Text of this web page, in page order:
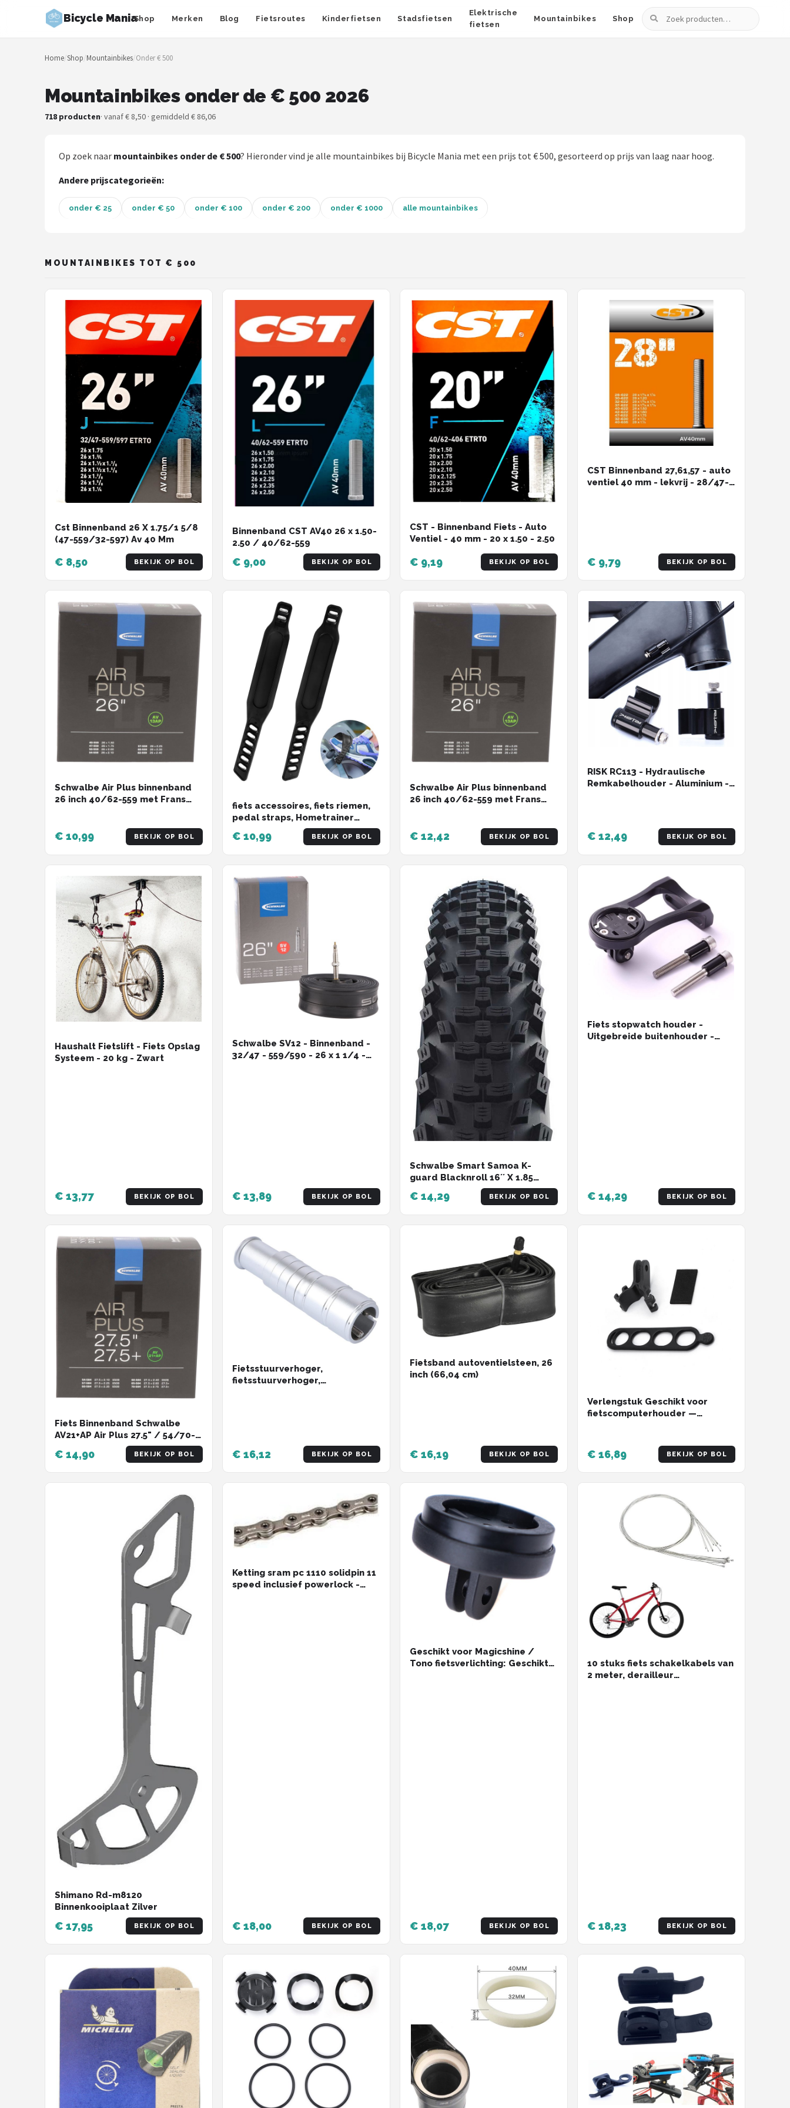
Bicycle ManiaShop Merken Blog Fietsroutes Kinderfietsen Stadsfietsen
Elektrische
fietsen
Mountainbikes Shop
Zoeken
Zoeken
NAVIGATIE
Merken
Kinderfietsen
Elektrische fietsen
POPULAIRE MERKEN
New Looxs
BBB Cycling
Schwalbe
Voltano
Shimano
Cortina
Home/Shop/Mountainbikes/Onder € 500
Mountainbikes onder de € 500 2026
718 producten· vanaf € 8,50 · gemiddeld € 86,06
Op zoek naar mountainbikes onder de € 500? Hieronder vind je alle mountainbikes bij Bicycle Mania met een prijs tot € 500, gesorteerd op prijs van laag naar hoog.
Andere prijscategorieën:
onder € 25 onder € 50 onder € 100 onder € 200 onder € 1000 alle mountainbikes
MOUNTAINBIKES TOT € 500
Cst Binnenband 26 X 1.75/1 5/8
(47-559/32-597) Av 40 Mm
€ 8,50 BEKIJK OP BOL
Binnenband CST AV40 26 x 1.50-
2.50 / 40/62-559
€ 9,00 BEKIJK OP BOL
CST - Binnenband Fiets - Auto
Ventiel - 40 mm - 20 x 1.50 - 2.50
€ 9,19 BEKIJK OP BOL
CST Binnenband 27,61,57 - auto
ventiel 40 mm - lekvrij - 28/47-
€ 9,79 BEKIJK OP BOL
Schwalbe Air Plus binnenband
26 inch 40/62-559 met Frans
€ 10,99 BEKIJK OP BOL
fiets accessoires, fiets riemen,
pedal straps, Hometrainer
pedaalriemen 1 paar - rubberen
pedaalriemen - verstelbare
lengte universele pedaalriem -
rubberen antislip
hometraineronderdelen,
Krachtstationaccessoires
€ 10,99 BEKIJK OP BOL
Schwalbe Air Plus binnenband
26 inch 40/62-559 met Frans
€ 12,42 BEKIJK OP BOL
RISK RC113 - Hydraulische
Remkabelhouder - Aluminium -
€ 12,49 BEKIJK OP BOL
Haushalt Fietslift - Fiets Opslag
Systeem - 20 kg - Zwart
€ 13,77 BEKIJK OP BOL
Schwalbe SV12 - Binnenband -
32/47 - 559/590 - 26 x 1 1/4 -
€ 13,89 BEKIJK OP BOL
Schwalbe Smart Samoa K-
guard Blacknroll 16´´ X 1.85
Stijve Mtb-band Zilver 16´´ x 1.85
€ 14,29 BEKIJK OP BOL
Fiets stopwatch houder -
Uitgebreide buitenhouder -
€ 14,29 BEKIJK OP BOL
Fiets Binnenband Schwalbe
AV21+AP Air Plus 27.5" / 54/70-
584 - 40mm Autoventiel
€ 14,90 BEKIJK OP BOL
Fietsstuurverhoger,
fietsstuurverhoger,
€ 16,12 BEKIJK OP BOL
Fietsband autoventielsteen, 26
inch (66,04 cm)
€ 16,19 BEKIJK OP BOL
Verlengstuk Geschikt voor
fietscomputerhouder —
voor zaklamp / startnummer —
Fietsaccessoire
€ 16,89 BEKIJK OP BOL
Shimano Rd-m8120
Binnenkooiplaat Zilver
€ 17,95 BEKIJK OP BOL
Ketting sram pc 1110 solidpin 11
speed inclusief powerlock -
€ 18,00 BEKIJK OP BOL
Geschikt voor Magicshine /
Tono fietsverlichting: Geschikt
€ 18,07 BEKIJK OP BOL
10 stuks fiets schakelkabels van
2 meter, derailleur
€ 18,23 BEKIJK OP BOL